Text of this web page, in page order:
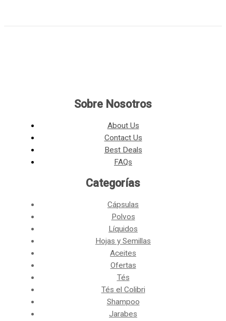
Sobre Nosotros
About Us
Contact Us
Best Deals
FAQs
Categorías​
Cápsulas
Polvos
Líquidos
Hojas y Semillas
Aceites
Ofertas
Tés
Tés el Colibri
Shampoo
Jarabes